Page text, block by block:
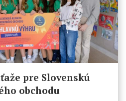
pre Slovenskú
obchodu